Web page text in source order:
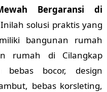
Bergaransi di
solusi praktis yang
bangunan rumah
rumah di Cilangkap
bebas bocor, design
bebas korsleting,